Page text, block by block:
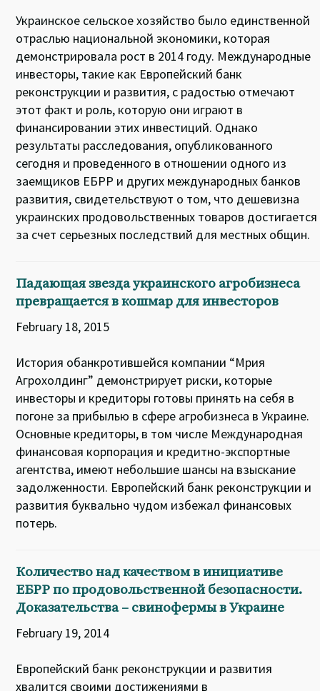
Украинское сельское хозяйство было единственной
отраслью национальной экономики, которая
демонстрировала рост в 2014 году. Международные
инвесторы, такие как Европейский банк
реконструкции и развития, с радостью отмечают
этот факт и роль, которую они играют в
финансировании этих инвестиций. Однако
результаты расследования, опубликованного
сегодня и проведенного в отношении одного из
заемщиков ЕБРР и других международных банков
развития, свидетельствуют о том, что дешевизна
украинских продовольственных товаров достигается
за счет серьезных последствий для местных общин.
Падающая звезда украинского агробизнеса
превращается в кошмар для инвесторов
February 18, 2015
История обанкротившейся компании “Мрия
Агрохолдинг” демонстрирует риски, которые
инвесторы и кредиторы готовы принять на себя в
погоне за прибылью в сфере агробизнеса в Украине.
Основные кредиторы, в том числе Международная
финансовая корпорация и кредитно-экспортные
агентства, имеют небольшие шансы на взыскание
задолженности. Европейский банк реконструкции и
развития буквально чудом избежал финансовых
потерь.
Количество над качеством в инициативе
ЕБРР по продовольственной безопасности.
Доказательства – свинофермы в Украине
February 19, 2014
Европейский банк реконструкции и развития
хвалится своими достижениями в